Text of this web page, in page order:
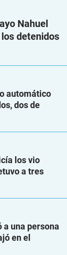
Nahuel
detenidos
automático
dos de
los vio
a tres
una persona
en el